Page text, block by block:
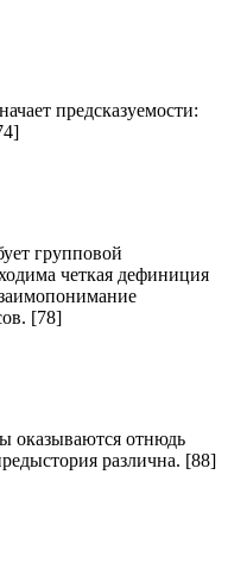
предсказуемости:
групповой
четкая дефиниция
[78]
оказываются отнюдь
различна. [88]